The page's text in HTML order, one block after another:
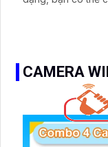
CAMERA